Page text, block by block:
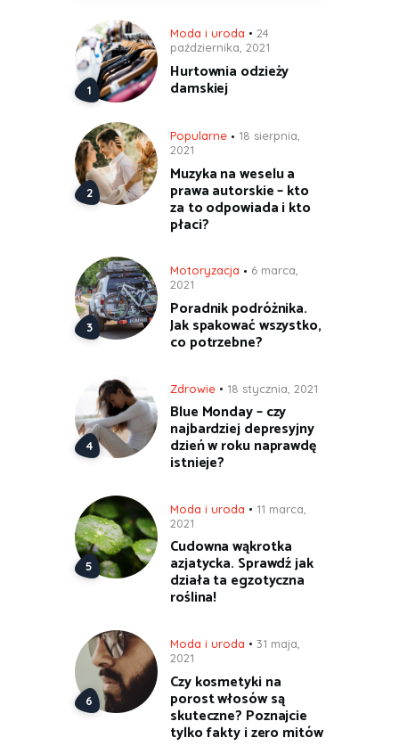
Moda i uroda
24
października, 2021
Hurtownia odzieży
damskiej
Popularne
18 sierpnia,
2021
Muzyka na weselu a
prawa autorskie – kto
za to odpowiada i kto
płaci?
Motoryzacja
6 marca,
2021
Poradnik podróżnika.
Jak spakować wszystko,
co potrzebne?
Zdrowie 18 stycznia, 2021
Blue Monday – czy
najbardziej depresyjny
dzień w roku naprawdę
istnieje?
Moda i uroda
11 marca,
2021
Cudowna wąkrotka
azjatycka. Sprawdź jak
działa ta egzotyczna
roślina!
Moda i uroda
31 maja,
2021
Czy kosmetyki na
porost włosów są
skuteczne? Poznajcie
tylko fakty i zero mitów